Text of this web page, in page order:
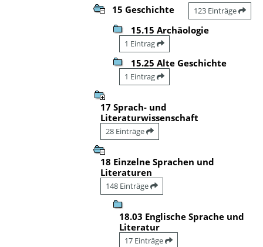
15 Geschichte 123 Einträge
15.15 Archäologie
1 Eintrag
15.25 Alte Geschichte
1 Eintrag
17 Sprach- und
Literaturwissenschaft
28 Einträge
18 Einzelne Sprachen und
Literaturen
148 Einträge
18.03 Englische Sprache und
Literatur
17 Einträge